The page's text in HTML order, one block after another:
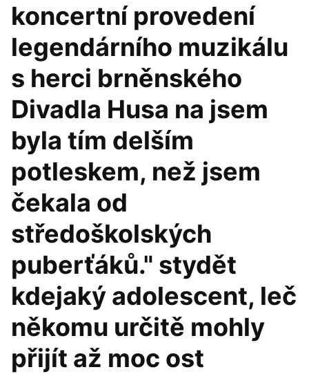
koncertní provedení
legendárního muzikálu
s herci brněnského
Divadla Husa na jsem
byla tím delším
potleskem, než jsem
čekala od
středoškolských
puberťáků." stydět
kdejaký adolescent, leč
někomu určitě mohly
přijít až moc ost